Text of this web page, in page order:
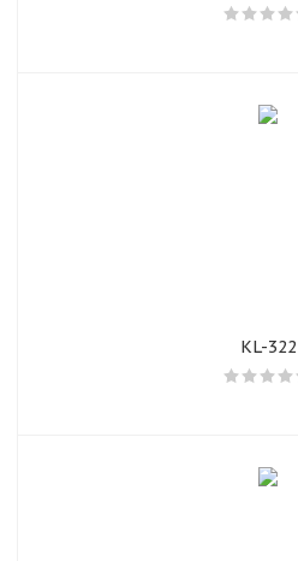
KL-322